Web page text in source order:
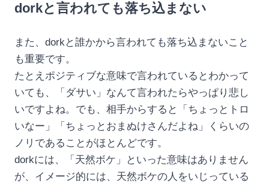
dorkと言われても落ち込まない
また、dorkと誰かから言われても落ち込まないこと
も重要です。
たとえポジティブな意味で言われているとわかって
いても、「ダサい」なんて言われたらやっぱり悲し
いですよね。でも、相手からすると「ちょっとトロ
いなー」「ちょっとおまぬけさんだよね」くらいの
ノリであることがほとんどです。
dorkには、「天然ボケ」といった意味はありません
が、イメージ的には、天然ボケの人をいじっている